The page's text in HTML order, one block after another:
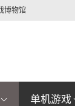
博物馆
单机游戏